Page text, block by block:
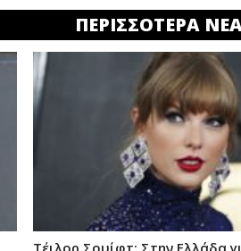
ΠΕΡΙΣΣΟΤΕΡΑ
Τέιλορ Σουίφτ: Στην Ελλάδα